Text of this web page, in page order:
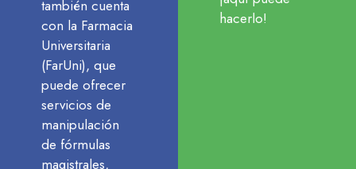
también cuenta
con la Farmacia
Universitaria
(FarUni), que
puede ofrecer
servicios de
manipulación
de fórmulas
magistrales,
hacerlo!